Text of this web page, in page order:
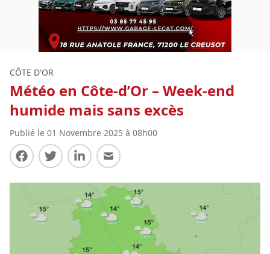
CÔTE D'OR
Météo en Côte-d’Or – Week-end
humide mais sans excès
Publié le 01 Novembre 2025 à 08h00
Partager sur Facebook
Partager sur Twitter
Partager sur LinkedIn
Partager par E-mail